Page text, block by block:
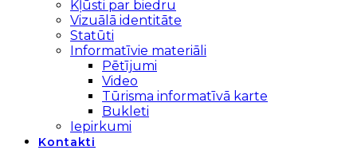
Kļūsti par biedru
Vizuālā identitāte
Statūti
Informatīvie materiāli
Pētījumi
Video
Tūrisma informatīvā karte
Bukleti
Iepirkumi
Kontakti